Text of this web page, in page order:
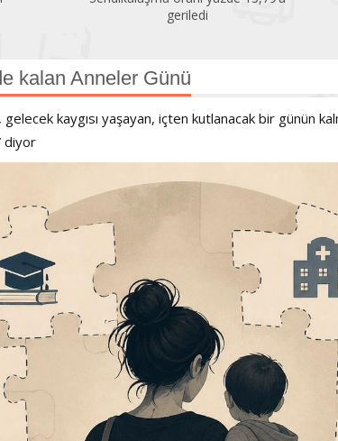
geriledi
kalan Anneler Günü
kaygısı yaşayan, içten kutlanacak bir günün
diyor